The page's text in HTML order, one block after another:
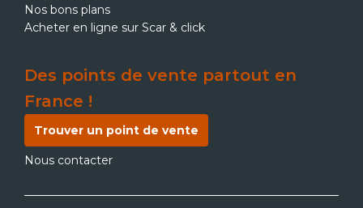
Nos bons plans
Acheter en ligne sur Scar & click
Des points de vente partout en
France !
Trouver un point de vente
Nous contacter